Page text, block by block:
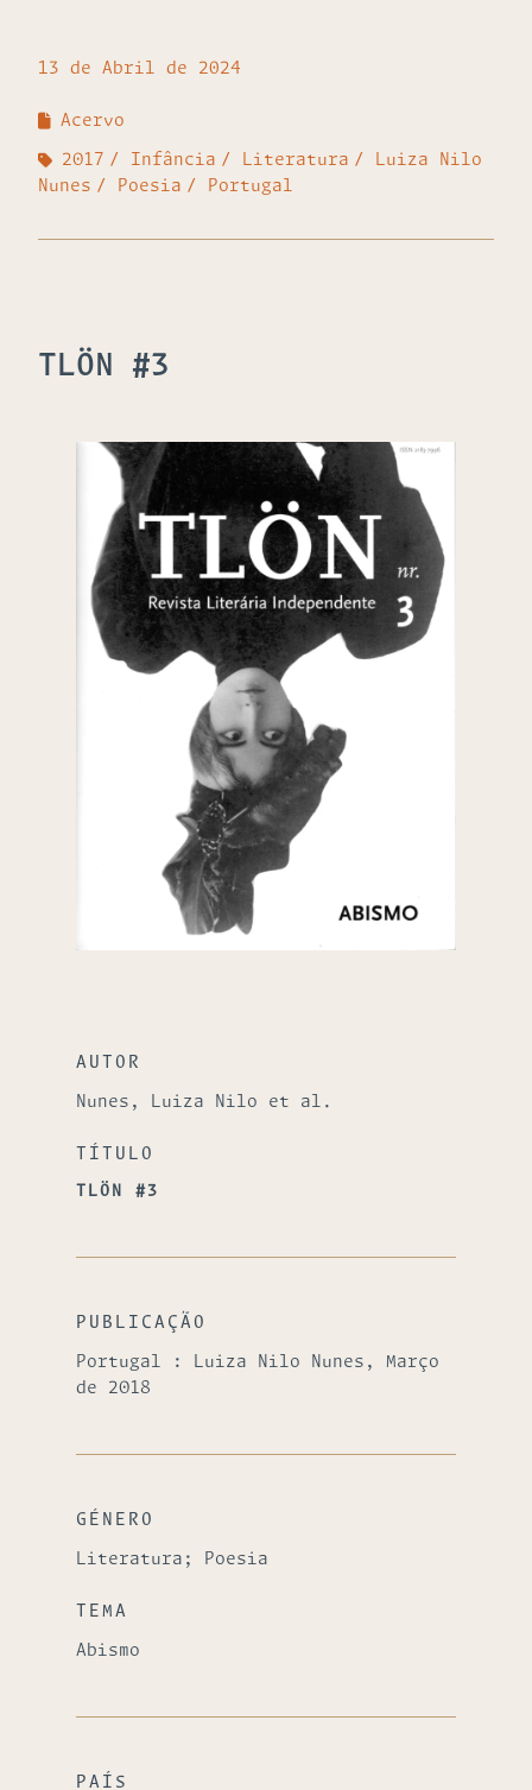
13 de Abril de 2024
Acervo
2017 Infância Literatura
Luiza Nilo
Nunes
Poesia Portugal
TLÖN #3
AUTOR
Nunes, Luiza Nilo et al.
TÍTULO
TLÖN #3
PUBLICAÇÃO
Portugal : Luiza Nilo Nunes, Março
de 2018
GÉNERO
Literatura; Poesia
TEMA
Abismo
PAÍS